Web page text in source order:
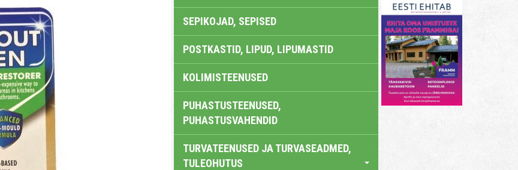
SEPIKOJAD, SEPISED
POSTKASTID, LIPUD, LIPUMASTID
KOLIMISTEENUSED
PUHASTUSTEENUSED,
PUHASTUSVAHENDID
TURVATEENUSED JA TURVASEADMED,
TULEOHUTUS